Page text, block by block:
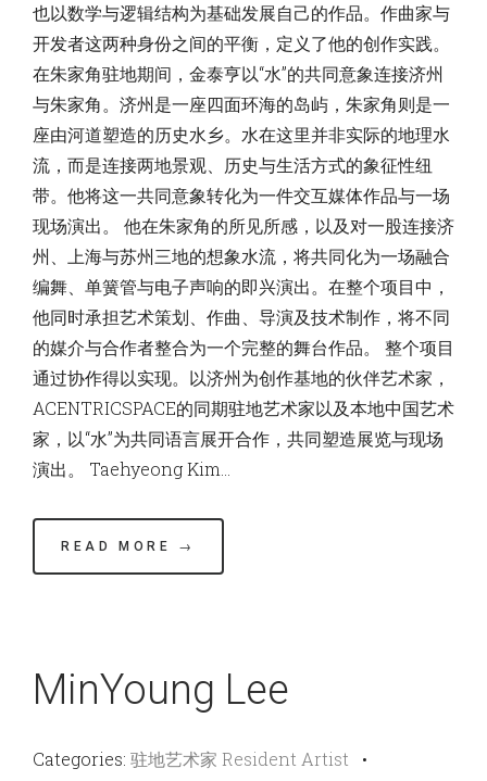
也以数学与逻辑结构为基础发展自己的作品。作曲家与
开发者这两种身份之间的平衡，定义了他的创作实践。
在朱家角驻地期间，金泰亨以“水”的共同意象连接济州
与朱家角。济州是一座四面环海的岛屿，朱家角则是一
座由河道塑造的历史水乡。水在这里并非实际的地理水
流，而是连接两地景观、历史与生活方式的象征性纽
带。他将这一共同意象转化为一件交互媒体作品与一场
现场演出。 他在朱家角的所见所感，以及对一股连接济
州、上海与苏州三地的想象水流，将共同化为一场融合
编舞、单簧管与电子声响的即兴演出。在整个项目中，
他同时承担艺术策划、作曲、导演及技术制作，将不同
的媒介与合作者整合为一个完整的舞台作品。 整个项目
通过协作得以实现。以济州为创作基地的伙伴艺术家，
ACENTRICSPACE的同期驻地艺术家以及本地中国艺术
家，以“水”为共同语言展开合作，共同塑造展览与现场
演出。 Taehyeong Kim…
READ MORE →
MinYoung Lee
Categories: 驻地艺术家 Resident Artist •